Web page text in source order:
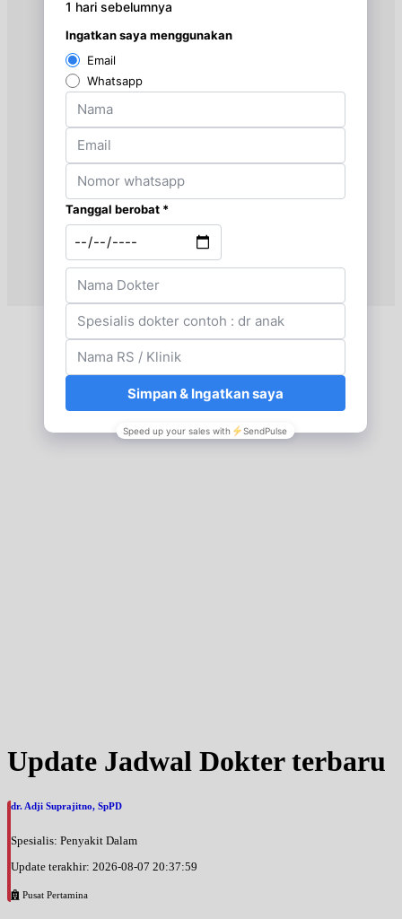
Jam 16:00 - 17:00
Update Jadwal Dokter terbaru
dr. Adji Suprajitno, SpPD
Spesialis: Penyakit Dalam
Update terakhir: 2026-08-07 20:37:59
Pusat Pertamina